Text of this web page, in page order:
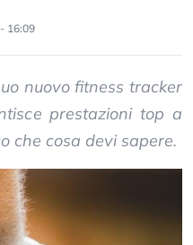
16:09
nuovo fitness tracker
prestazioni top a
che cosa devi sapere.